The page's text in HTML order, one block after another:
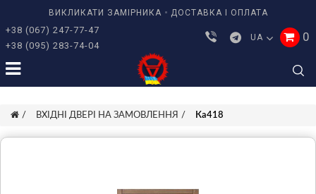
ВИКЛИКАТИ ЗАМІРНИКА ДОСТАВКА І ОПЛАТА
+38 (067) 247-77-47
+38 (095) 283-74-04
UA 0
ВХІДНІ ДВЕРІ НА ЗАМОВЛЕННЯ Ка418